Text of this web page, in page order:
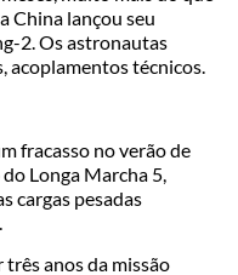
China lançou seu
2. Os astronautas
acoplamentos técnicos.
fracasso no verão de
Longa Marcha 5,
cargas pesadas
anos da missão